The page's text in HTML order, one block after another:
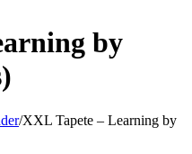
by
/XXL Tapete – Learning by